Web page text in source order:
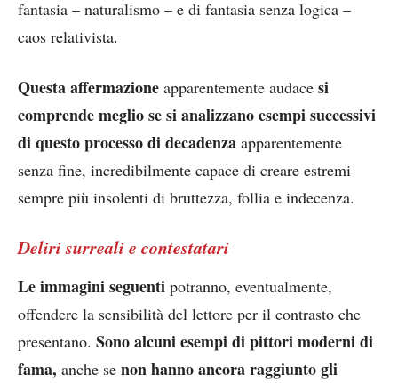
fantasia – naturalismo – e di fantasia senza logica –
caos relativista.
Questa affermazione apparentemente audace si
comprende meglio se si analizzano esempi successivi
di questo processo di decadenza apparentemente
senza fine, incredibilmente capace di creare estremi
sempre più insolenti di bruttezza, follia e indecenza.
Deliri surreali e contestatari
Le immagini seguenti potranno, eventualmente,
offendere la sensibilità del lettore per il contrasto che
presentano. Sono alcuni esempi di pittori moderni di
fama, anche se non hanno ancora raggiunto gli